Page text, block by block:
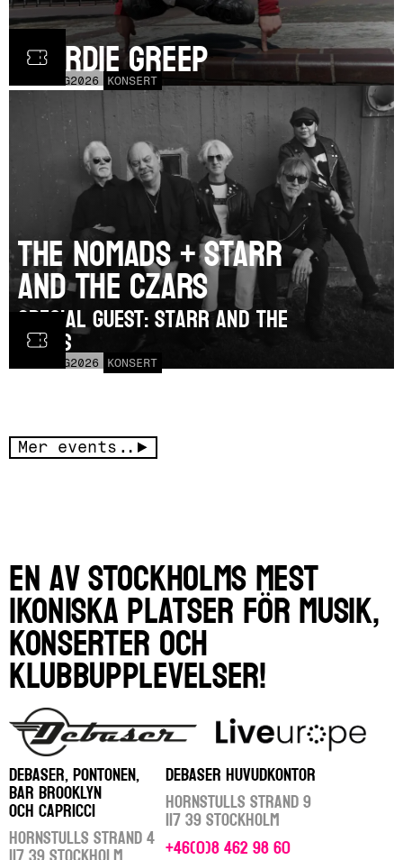
AUG2026 KONSERT
Geordie Greep
AUG2026 KONSERT
The Nomads + Starr
and the Czars
SPECIAL GUEST: Starr and the
Czars
Mer events..
En av Stockholms mest
ikoniska platser för musik,
konserter och
klubbupplevelser!
DEBASER, PONTONEN,
BAR BROOKLYN
OCH CAPRICCI
Hornstulls Strand 4
DEBASER HUVUDKONTOR
Hornstulls Strand 9
117 39 Stockholm
+46(0)8 462 98 60